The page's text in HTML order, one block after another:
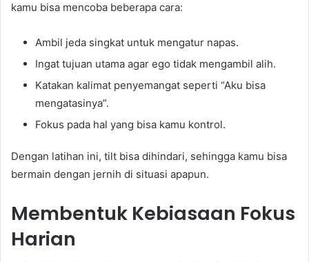
kamu bisa mencoba beberapa cara:
Ambil jeda singkat untuk mengatur napas.
Ingat tujuan utama agar ego tidak mengambil alih.
Katakan kalimat penyemangat seperti “Aku bisa
mengatasinya”.
Fokus pada hal yang bisa kamu kontrol.
Dengan latihan ini, tilt bisa dihindari, sehingga kamu bisa
bermain dengan jernih di situasi apapun.
Membentuk Kebiasaan Fokus
Harian